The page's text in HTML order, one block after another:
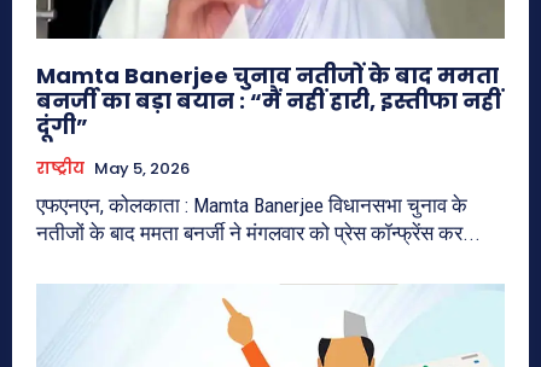
Mamta Banerjee चुनाव नतीजों के बाद ममता
बनर्जी का बड़ा बयान : “मैं नहीं हारी, इस्तीफा नहीं
दूंगी”
राष्ट्रीय May 5, 2026
एफएनएन, कोलकाता : Mamta Banerjee विधानसभा चुनाव के
नतीजों के बाद ममता बनर्जी ने मंगलवार को प्रेस कॉन्फ्रेंस कर...